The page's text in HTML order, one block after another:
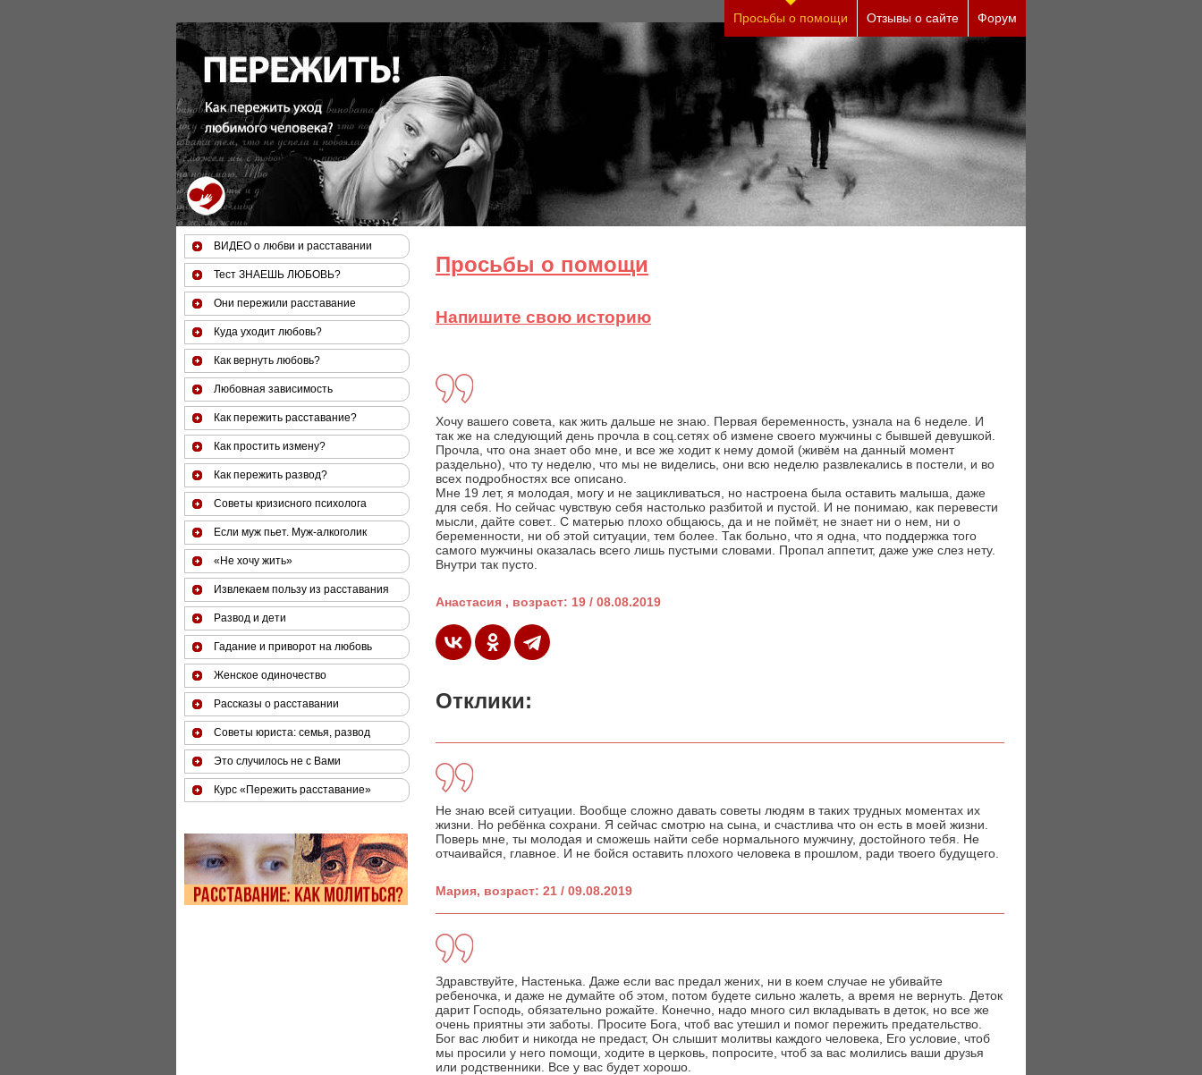
Просьбы о помощи Отзывы о сайте Форум
Просьбы о помощи
Напишите свою историю
Хочу вашего совета, как жить дальше не знаю. Первая беременность, узнала на 6 неделе. И
так же на следующий день прочла в соц.сетях об измене своего мужчины с бывшей девушкой.
Прочла, что она знает обо мне, и все же ходит к нему домой (живём на данный момент
раздельно), что ту неделю, что мы не виделись, они всю неделю развлекались в постели, и во
всех подробностях все описано.
Мне 19 лет, я молодая, могу и не зацикливаться, но настроена была оставить малыша, даже
для себя. Но сейчас чувствую себя настолько разбитой и пустой. И не понимаю, как перевести
мысли, дайте совет.. С матерью плохо общаюсь, да и не поймёт, не знает ни о нем, ни о
беременности, ни об этой ситуации, тем более. Так больно, что я одна, что поддержка того
самого мужчины оказалась всего лишь пустыми словами. Пропал аппетит, даже уже слез нету.
Внутри так пусто.
Анастасия , возраст: 19 / 08.08.2019
Отклики:
Не знаю всей ситуации. Вообще сложно давать советы людям в таких трудных моментах их
жизни. Но ребёнка сохрани. Я сейчас смотрю на сына, и счастлива что он есть в моей жизни.
Поверь мне, ты молодая и сможешь найти себе нормального мужчину, достойного тебя. Не
отчаивайся, главное. И не бойся оставить плохого человека в прошлом, ради твоего будущего.
Мария, возраст: 21 / 09.08.2019
Здравствуйте, Настенька. Даже если вас предал жених, ни в коем случае не убивайте
ребеночка, и даже не думайте об этом, потом будете сильно жалеть, а время не вернуть. Деток
дарит Господь, обязательно рожайте. Конечно, надо много сил вкладывать в деток, но все же
очень приятны эти заботы. Просите Бога, чтоб вас утешил и помог пережить предательство.
Бог вас любит и никогда не предаст, Он слышит молитвы каждого человека, Его условие, чтоб
мы просили у него помощи, ходите в церковь, попросите, чтоб за вас молились ваши друзья
или родственники. Все у вас будет хорошо.
ВИДЕО о любви и расставании
Тест ЗНАЕШЬ ЛЮБОВЬ?
Они пережили расставание
Куда уходит любовь?
Как вернуть любовь?
Любовная зависимость
Как пережить расставание?
Как простить измену?
Как пережить развод?
Советы кризисного психолога
Если муж пьет. Муж-алкоголик
«Не хочу жить»
Извлекаем пользу из расставания
Развод и дети
Гадание и приворот на любовь
Женское одиночество
Рассказы о расставании
Советы юриста: семья, развод
Это случилось не с Вами
Курс «Пережить расставание»